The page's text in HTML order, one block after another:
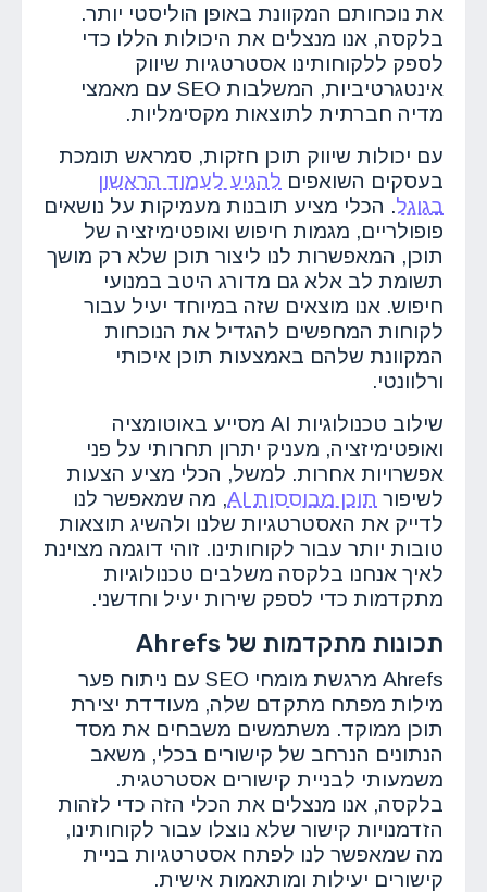
את נוכחותם המקוונת באופן הוליסטי יותר.
בלקסה, אנו מנצלים את היכולות הללו כדי
לספק ללקוחותינו אסטרטגיות שיווק
אינטגרטיביות, המשלבות SEO עם מאמצי
מדיה חברתית לתוצאות מקסימליות.
עם יכולות שיווק תוכן חזקות, סמראש תומכת
בעסקים השואפים להגיע לעמוד הראשון
בגוגל. הכלי מציע תובנות מעמיקות על נושאים
פופולריים, מגמות חיפוש ואופטימיזציה של
תוכן, המאפשרות לנו ליצור תוכן שלא רק מושך
תשומת לב אלא גם מדורג היטב במנועי
חיפוש. אנו מוצאים שזה במיוחד יעיל עבור
לקוחות המחפשים להגדיל את הנוכחות
המקוונת שלהם באמצעות תוכן איכותי
ורלוונטי.
שילוב טכנולוגיות AI מסייע באוטומציה
ואופטימיזציה, מעניק יתרון תחרותי על פני
אפשרויות אחרות. למשל, הכלי מציע הצעות
לשיפור תוכן מבוססות AI
, מה שמאפשר לנו
לדייק את האסטרטגיות שלנו ולהשיג תוצאות
טובות יותר עבור לקוחותינו. זוהי דוגמה מצוינת
לאיך אנחנו בלקסה משלבים טכנולוגיות
מתקדמות כדי לספק שירות יעיל וחדשני.
תכונות מתקדמות של Ahrefs
Ahrefs מרגשת מומחי SEO עם ניתוח פער
מילות מפתח מתקדם שלה, מעודדת יצירת
תוכן ממוקד. משתמשים משבחים את מסד
הנתונים הנרחב של קישורים בכלי, משאב
משמעותי לבניית קישורים אסטרטגית.
בלקסה, אנו מנצלים את הכלי הזה כדי לזהות
הזדמנויות קישור שלא נוצלו עבור לקוחותינו,
מה שמאפשר לנו לפתח אסטרטגיות בניית
קישורים יעילות ומותאמות אישית.